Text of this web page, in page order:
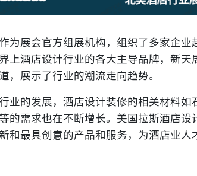
展会官方组展机构，组织了多家企业
上酒店设计行业的各大主导品牌，新
，展示了行业的潮流走向趋势。
的发展，酒店设计装修的相关材料如
的需求也在不断增长。美国拉斯酒店
和最具创意的产品和服务，为酒店业